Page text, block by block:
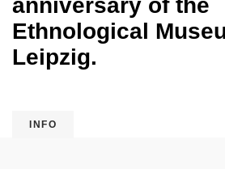
anniversary of the
Ethnological
Leipzig.
INFO